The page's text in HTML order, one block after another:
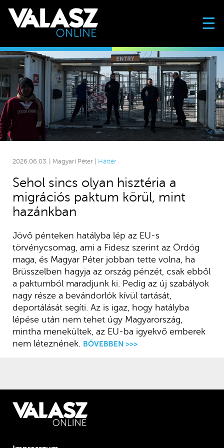
☰
2026.06.03. | Magyari Péter | Háttér
Sehol sincs olyan hisztéria a
migrációs paktum körül, mint
hazánkban
Jövő pénteken hatályba lép az EU-s
törvénycsomag, ami a Fidesz szerint az Ördög
maga, és Magyar Péter jobban tette volna, ha
Brüsszelben hagyja az ország pénzét, csak ebből
a paktumból maradjunk ki. Pedig az új szabályok
nagy része a bevándorlók kívül tartását,
deportálását segíti. Az is igaz, hogy hatályba
lépése után nem tehet úgy Magyarország,
mintha menekültek, az EU-ba igyekvő emberek
nem léteznének. BŐVEBBEN >>>